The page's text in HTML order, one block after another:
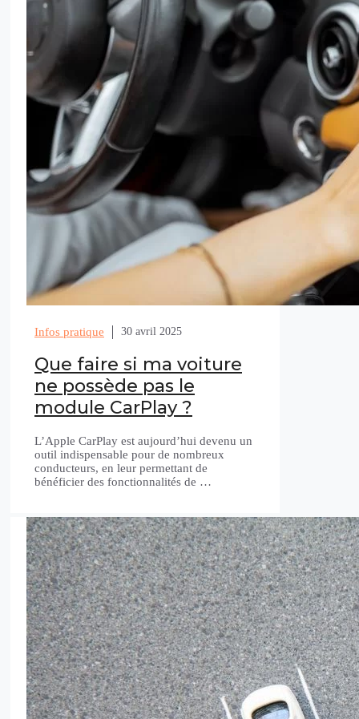
Infos pratique 30 avril 2025
Que faire si ma voiture
ne possède pas le
module CarPlay ?
L’Apple CarPlay est aujourd’hui devenu un
outil indispensable pour de nombreux
conducteurs, en leur permettant de
bénéficier des fonctionnalités de …